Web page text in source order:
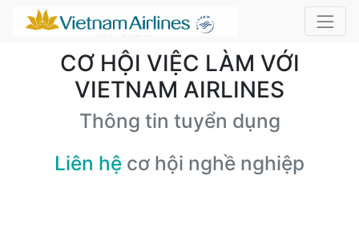
CƠ HỘI VIỆC LÀM VỚI
VIETNAM AIRLINES
Thông tin tuyển dụng
Liên hệ cơ hội nghề nghiệp